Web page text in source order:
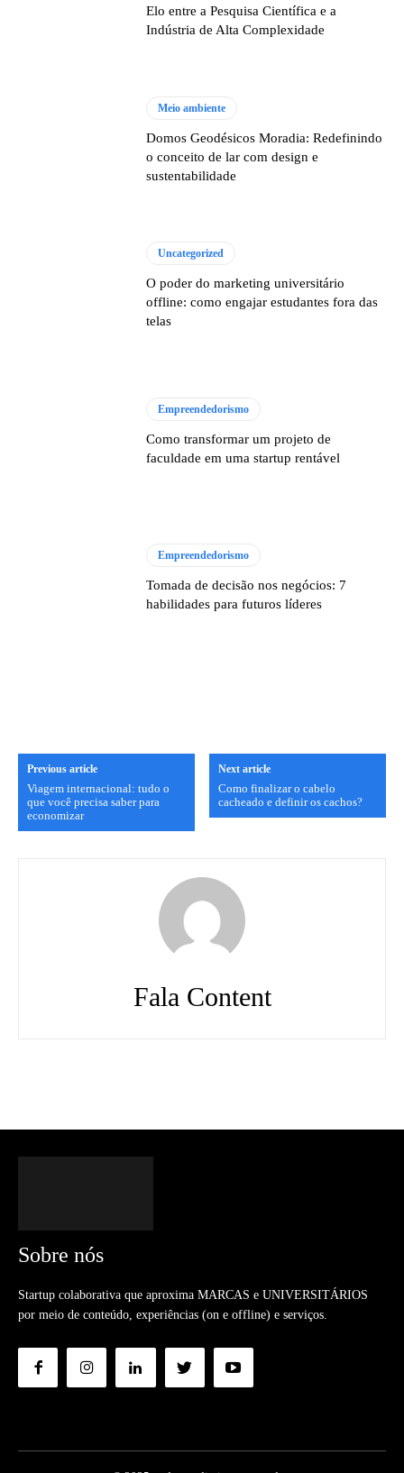
Elo entre a Pesquisa Científica e a
Indústria de Alta Complexidade
Meio ambiente
Domos Geodésicos Moradia: Redefinindo
o conceito de lar com design e
sustentabilidade
Uncategorized
O poder do marketing universitário
offline: como engajar estudantes fora das
telas
Empreendedorismo
Como transformar um projeto de
faculdade em uma startup rentável
Empreendedorismo
Tomada de decisão nos negócios: 7
habilidades para futuros líderes
Previous article
Viagem internacional: tudo o
que você precisa saber para
economizar
Next article
Como finalizar o cabelo
cacheado e definir os cachos?
Fala Content
Sobre nós
Startup colaborativa que aproxima MARCAS e UNIVERSITÁRIOS
por meio de conteúdo, experiências (on e offline) e serviços.